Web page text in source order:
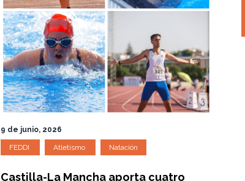
9 de junio, 2026
FEDDI Atletismo Natación
Castilla-La Mancha aporta cuatro